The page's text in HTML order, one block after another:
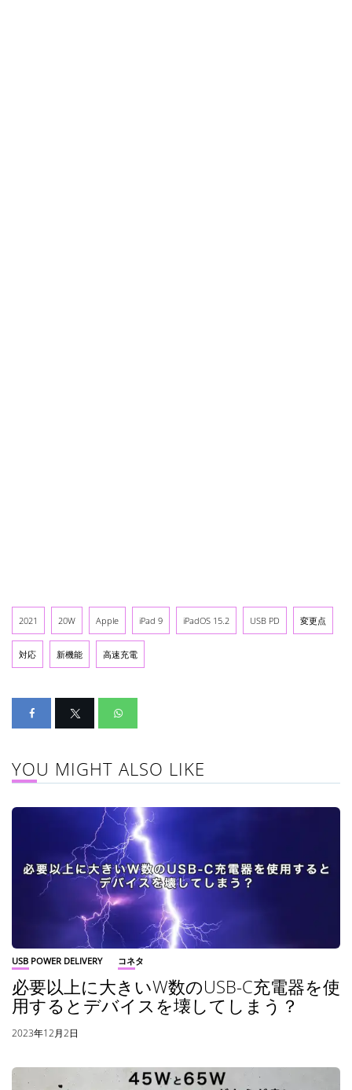
2021 20W Apple iPad 9 iPadOS 15.2 USB PD 変更点
対応 新機能 高速充電
YOU MIGHT ALSO LIKE
USB POWER DELIVERY コネタ
必要以上に大きいW数のUSB-C充電器を使
用するとデバイスを壊してしまう？
2023年12月2日